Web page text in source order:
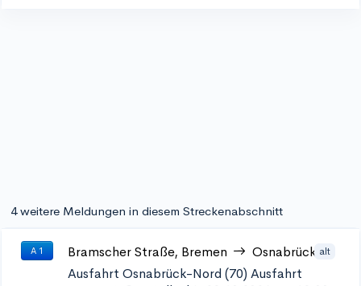
4 weitere Meldungen in diesem Streckenabschnitt
A 1 Bramscher Straße, Bremen Osnabrück alt
Ausfahrt Osnabrück-Nord (70) Ausfahrt